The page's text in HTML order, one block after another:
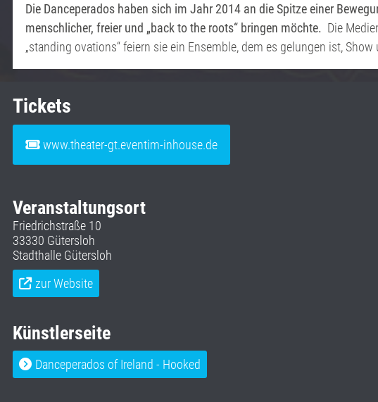
Die Danceperados haben sich im Jahr 2014 an die Spitze einer
menschlicher, freier und „back to the roots“ bringen möchte. Die
„standing ovations“ feiern sie ein Ensemble, dem es gelungen ist,
Tickets
www.theater-gt.eventim-inhouse.de
Veranstaltungsort
Friedrichstraße 10
33330 Gütersloh
Stadthalle Gütersloh
zur Website
Künstlerseite
Danceperados of Ireland - Hooked